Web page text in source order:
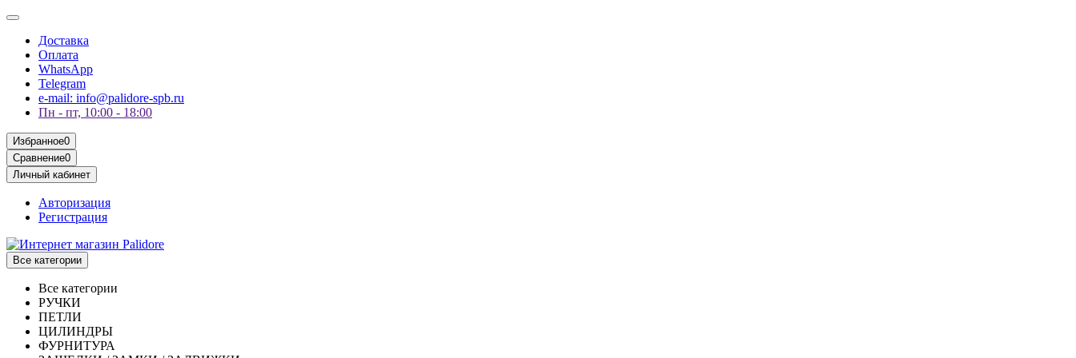
Доставка
Оплата
WhatsApp
Telegram
e-mail: info@palidore-spb.ru
Пн - пт, 10:00 - 18:00
Избранное0
Сравнение0
Личный кабинет
Авторизация
Регистрация
Все категории
Все категории
РУЧКИ
ПЕТЛИ
ЦИЛИНДРЫ
ФУРНИТУРА